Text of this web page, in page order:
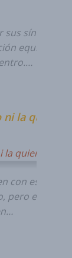
la quiero
con esto
pero en